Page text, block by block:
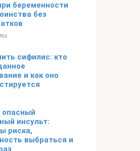
беременности
без
сифилис: кто
и как оно
опасный
инсульт:
риска,
выбраться и